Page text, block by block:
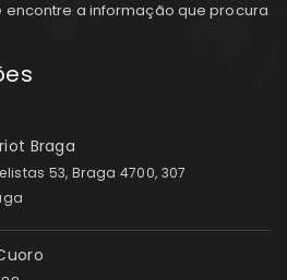
a informação que procura
Braga
53, Braga 4700, 307